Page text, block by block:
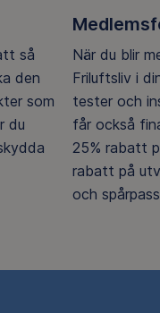
så
den
som
du
När du blir
Friluftsliv i
tester och
får också
25% rabatt
rabatt på
och